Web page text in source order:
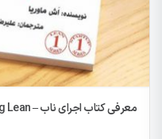
معرفی کتاب اجرای ناب – Running Lean